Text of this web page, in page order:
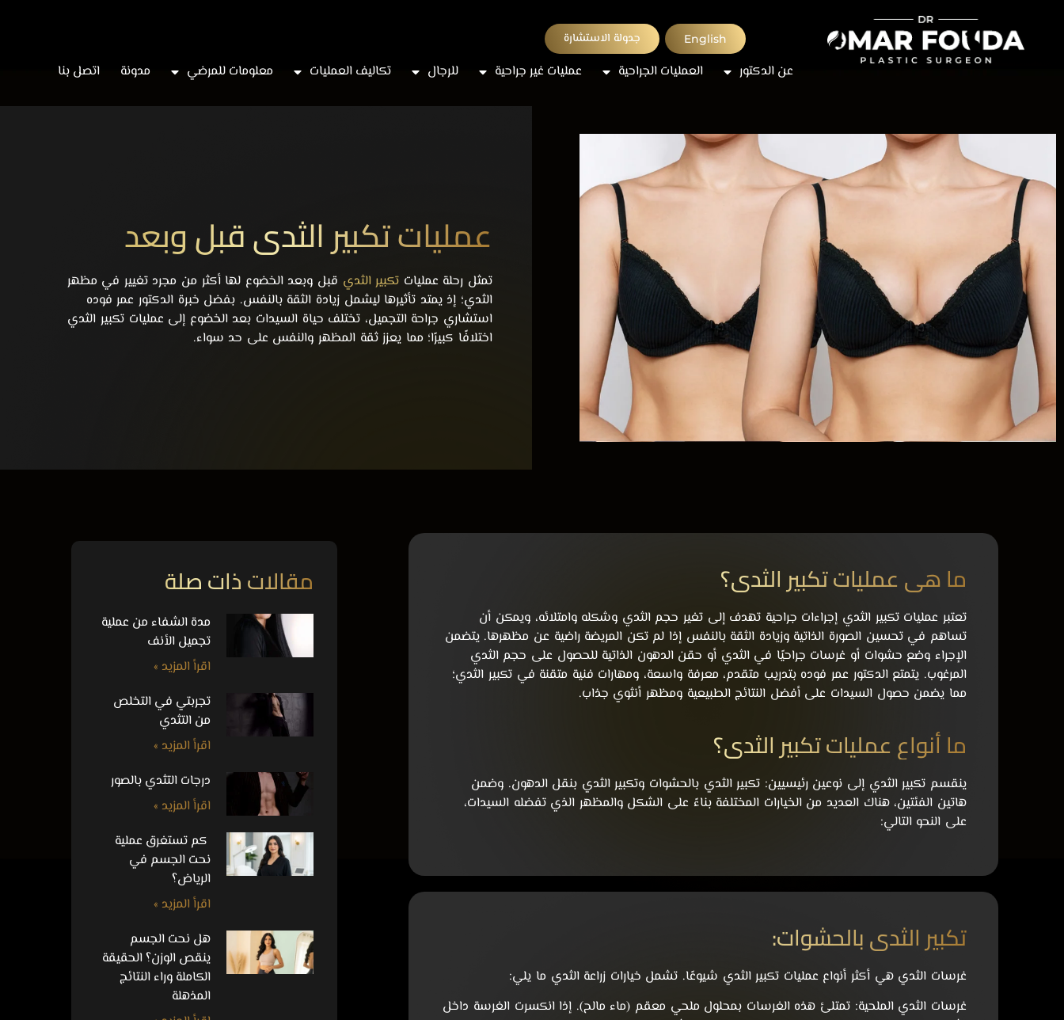
English جدولة الاستشارة
عن الدكتور العمليات الجراحية عمليات غير جراحية للرجال تكاليف العمليات معلومات للمرضي مدونة اتصل بنا
عمليات تكبير الثدي قبل وبعد
تمثل رحلة عمليات تكبير الثدي قبل وبعد الخضوع لها أكثر من مجرد تغيير في مظهر
الثدي؛ إذ يمتد تأثيرها ليشمل زيادة الثقة بالنفس. بفضل خبرة الدكتور عمر فوده
استشاري جراحة التجميل، تختلف حياة السيدات بعد الخضوع إلى عمليات تكبير الثدي
اختلافًا كبيرًا؛ مما يعزز ثقة المظهر والنفس على حد سواء.
مقالات ذات صلة
مدة الشفاء من عملية
تجميل الأنف
اقرأ المزيد »
تجربتي في التخلص
من التثدي
اقرأ المزيد »
درجات التثدي بالصور
اقرأ المزيد »
كم تستغرق عملية
نحت الجسم في
الرياض؟
اقرأ المزيد »
هل نحت الجسم
ينقص الوزن؟ الحقيقة
الكاملة وراء النتائج
المذهلة
ما هي عمليات تكبير الثدي؟
تعتبر عمليات تكبير الثدي إجراءات جراحية تهدف إلى تغير حجم الثدي وشكله وامتلائه، ويمكن أن
تساهم في تحسين الصورة الذاتية وزيادة الثقة بالنفس إذا لم تكن المريضة راضية عن مظهرها. يتضمن
الإجراء وضع حشوات أو غرسات جراحيًا في الثدي أو حقن الدهون الذاتية للحصول على حجم الثدي
المرغوب. يتمتع الدكتور عمر فوده بتدريب متقدم، معرفة واسعة، ومهارات فنية متقنة في تكبير الثدي؛
مما يضمن حصول السيدات على أفضل النتائج الطبيعية ومظهر أنثوي جذاب.
ما أنواع عمليات تكبير الثدي؟
ينقسم تكبير الثدي إلى نوعين رئيسيين: تكبير الثدي بالحشوات وتكبير الثدي بنقل الدهون. وضمن
هاتين الفئتين، هناك العديد من الخيارات المختلفة بناءً على الشكل والمظهر الذي تفضله السيدات،
على النحو التالي:
تكبير الثدي بالحشوات:
غرسات الثدي هي أكثر أنواع عمليات تكبير الثدي شيوعًا. تشمل خيارات زراعة الثدي ما يلي:
غرسات الثدي الملحية: تمتلئ هذه الغرسات بمحلول ملحي معقم (ماء مالح). إذا انكسرت الغرسة داخل